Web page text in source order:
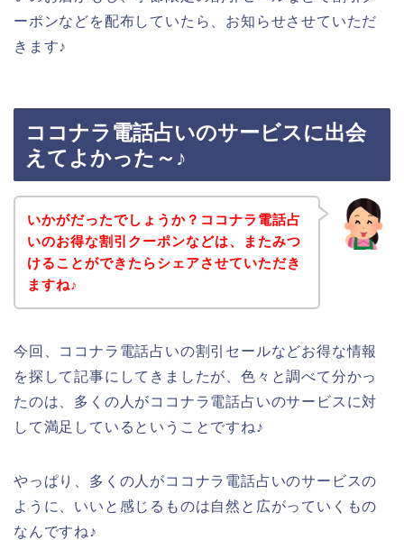
ーポンなどを配布していたら、お知らせさせていただ
きます♪
ココナラ電話占いのサービスに出会
えてよかった～♪
いかがだったでしょうか？ココナラ電話占
いのお得な割引クーポンなどは、またみつ
けることができたらシェアさせていただき
ますね♪
今回、ココナラ電話占いの割引セールなどお得な情報
を探して記事にしてきましたが、色々と調べて分かっ
たのは、多くの人がココナラ電話占いのサービスに対
して満足しているということですね♪
やっぱり、多くの人がココナラ電話占いのサービスの
ように、いいと感じるものは自然と広がっていくもの
なんですね♪